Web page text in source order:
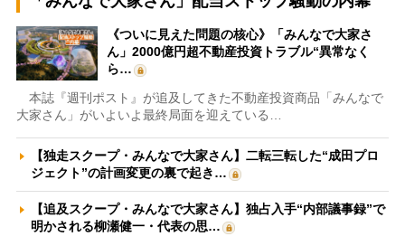
《ついに見えた問題の核心》「みんなで大家さ
ん」2000億円超不動産投資トラブル“異常なく
ら…
本誌『週刊ポスト』が追及してきた不動産投資商品「みんなで
大家さん」がいよいよ最終局面を迎えている…
【独走スクープ・みんなで大家さん】二転三転した“成田プロ
ジェクト”の計画変更の裏で起き…
【追及スクープ・みんなで大家さん】独占入手“内部議事録”で
明かされる柳瀬健一・代表の思…